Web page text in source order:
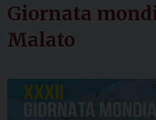
Giornata
Malato